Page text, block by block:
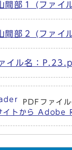
部１ (ファイ
部２ (ファイ
イル名：
PDFファイ
トから Adobe